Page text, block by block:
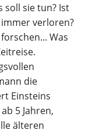
soll sie tun? Ist
verloren?
Was
die
Einsteins
5 Jahren,
älteren